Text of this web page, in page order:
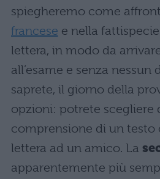
spiegheremo come
francese e nella
lettera, in modo da
all’esame e senza nessun
saprete, il giorno della
opzioni: potrete scegliere
comprensione di un testo
lettera ad un amico. La
apparentemente più